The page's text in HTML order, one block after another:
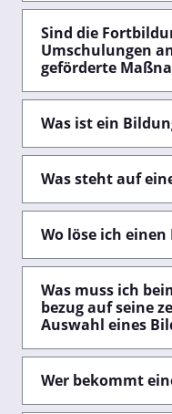
Sind die
Umschulungen
geförderte
Was ist ein
Was steht auf
Wo löse ich
Was muss ich
bezug auf seine
Auswahl eines
Wer bekommt